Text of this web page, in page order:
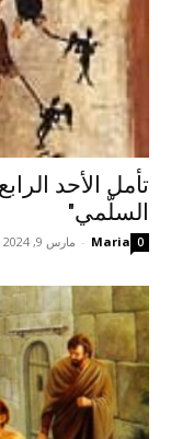
تأمل الأحد
السلّمي"
Maria
- مارس 9, 2024 0